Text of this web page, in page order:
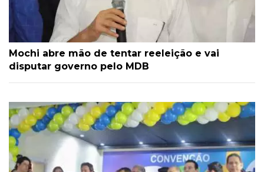
Mochi abre mão de tentar reeleição e vai
disputar governo pelo MDB